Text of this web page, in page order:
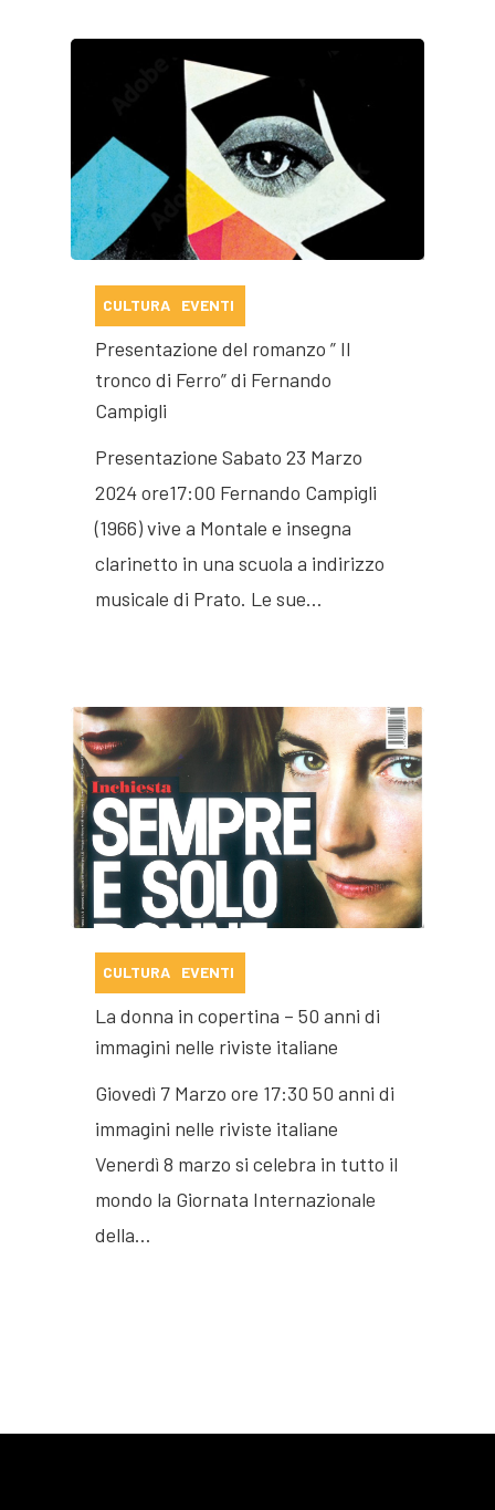
CULTURA EVENTI
Presentazione del romanzo ” Il
tronco di Ferro” di Fernando
Campigli
Presentazione Sabato 23 Marzo
2024 ore17:00 Fernando Campigli
(1966) vive a Montale e insegna
clarinetto in una scuola a indirizzo
musicale di Prato. Le sue…
CULTURA EVENTI
La donna in copertina – 50 anni di
immagini nelle riviste italiane
Giovedì 7 Marzo ore 17:30 50 anni di
immagini nelle riviste italiane
Venerdì 8 marzo si celebra in tutto il
mondo la Giornata Internazionale
della…